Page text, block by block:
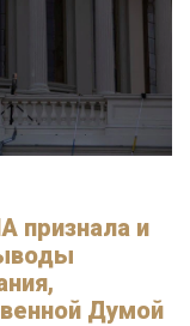
признала и
Думой